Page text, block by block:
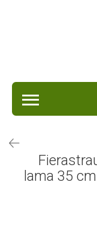
Tractorașe de cosit iarba
Masini de tuns iarba
Roabe
Pompe de apă
Hidrofoare
Trimmere
lama 35